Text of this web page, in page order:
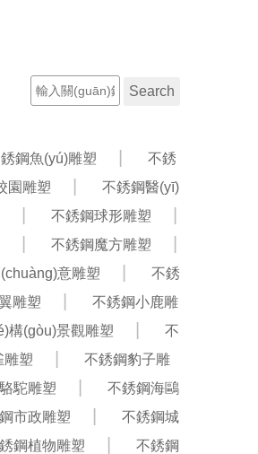
鋼魚(yú)雕塑
不銹
園雕塑
不銹鋼醫(yī)
不銹鋼球形雕塑
不銹鋼魔方雕塑
意雕塑
不銹
雕塑
不銹鋼小鹿雕
構(gòu)景觀雕塑
不
雕塑
不銹鋼豹子雕
駝雕塑
不銹鋼海鷗
市政雕塑
不銹鋼城
鋼植物雕塑
不銹鋼